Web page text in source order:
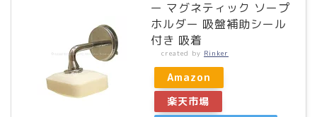
ー マグネティック ソープ
ホルダー 吸盤補助シール
付き 吸着
created by Rinker
Amazon
楽天市場